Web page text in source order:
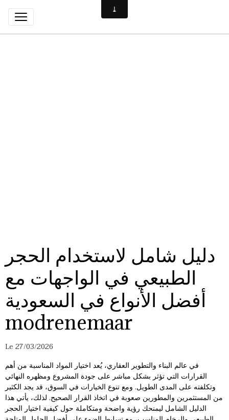
دليل شامل لاستخدام الحجر
الطبيعي في الواجهات مع
أفضل الأنواع في السعودية
modrenemaar
Le 27/03/2026
في عالم البناء والتطوير العقاري، يُعد اختيار المواد المناسبة من أهم
القرارات التي تؤثر بشكل مباشر على جودة المشروع ومظهره النهائي
وتكلفته على المدى الطويل. ومع تنوع الخيارات في السوق، قد يجد الكثير
من المستثمرين والمطورين صعوبة في اتخاذ القرار الصحيح. لذلك، يأتي هذا
الدليل الشامل ليمنحك رؤية واضحة ومتكاملة حول كيفية اختيار الحجر